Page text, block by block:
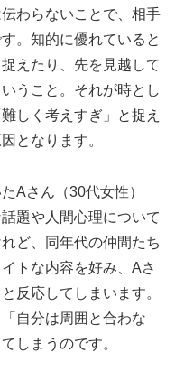
わらないことで、相手
。知的に優れていると
えたり、先を見越して
うこと。それが時とし
しく考えすぎ」と捉え
となります。
Aさん（30代女性）
題や人間心理について
ど、同年代の仲間たち
トな内容を好み、Aさ
反応してしまいます。
自分は周囲と合わな
しまうのです。